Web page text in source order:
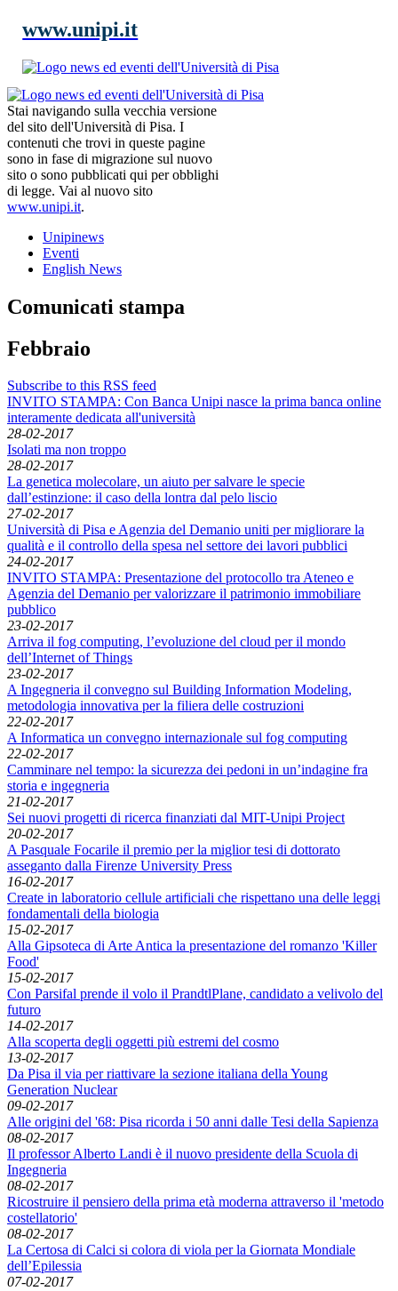
www.unipi.it
Stai navigando sulla vecchia versione
del sito dell'Università di Pisa. I
contenuti che trovi in queste pagine
sono in fase di migrazione sul nuovo
sito o sono pubblicati qui per obblighi
di legge. Vai al nuovo sito
www.unipi.it.
Unipinews
Eventi
English News
Comunicati stampa
Febbraio
Subscribe to this RSS feed
INVITO STAMPA: Con Banca Unipi nasce la prima banca online
interamente dedicata all'università
28-02-2017
Isolati ma non troppo
28-02-2017
La genetica molecolare, un aiuto per salvare le specie
dall’estinzione: il caso della lontra dal pelo liscio
27-02-2017
Università di Pisa e Agenzia del Demanio uniti per migliorare la
qualità e il controllo della spesa nel settore dei lavori pubblici
24-02-2017
INVITO STAMPA: Presentazione del protocollo tra Ateneo e
Agenzia del Demanio per valorizzare il patrimonio immobiliare
pubblico
23-02-2017
Arriva il fog computing, l’evoluzione del cloud per il mondo
dell’Internet of Things
23-02-2017
A Ingegneria il convegno sul Building Information Modeling,
metodologia innovativa per la filiera delle costruzioni
22-02-2017
A Informatica un convegno internazionale sul fog computing
22-02-2017
Camminare nel tempo: la sicurezza dei pedoni in un’indagine fra
storia e ingegneria
21-02-2017
Sei nuovi progetti di ricerca finanziati dal MIT-Unipi Project
20-02-2017
A Pasquale Focarile il premio per la miglior tesi di dottorato
asseganto dalla Firenze University Press
16-02-2017
Create in laboratorio cellule artificiali che rispettano una delle leggi
fondamentali della biologia
15-02-2017
Alla Gipsoteca di Arte Antica la presentazione del romanzo 'Killer
Food'
15-02-2017
Con Parsifal prende il volo il PrandtlPlane, candidato a velivolo del
futuro
14-02-2017
Alla scoperta degli oggetti più estremi del cosmo
13-02-2017
Da Pisa il via per riattivare la sezione italiana della Young
Generation Nuclear
09-02-2017
Alle origini del '68: Pisa ricorda i 50 anni dalle Tesi della Sapienza
08-02-2017
Il professor Alberto Landi è il nuovo presidente della Scuola di
Ingegneria
08-02-2017
Ricostruire il pensiero della prima età moderna attraverso il 'metodo
costellatorio'
08-02-2017
La Certosa di Calci si colora di viola per la Giornata Mondiale
dell’Epilessia
07-02-2017